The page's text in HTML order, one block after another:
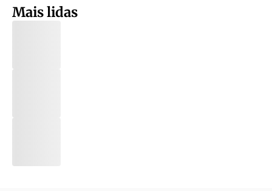
Mais lidas